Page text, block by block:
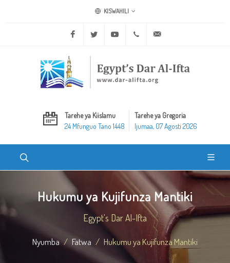
KISWAHILI
Facebook Twitter Youtube +20 2 25970400
Tarehe ya Kiislamu
24 Mfunguo Tano 1448
Tarehe ya Gregoria
Ijumaa, 07 Agosti 2026
Hukumu ya Kujifunza Mantiki
Egypt's Dar Al-Ifta
Nyumba Fatwa Hukumu ya Kujifunza Mantiki